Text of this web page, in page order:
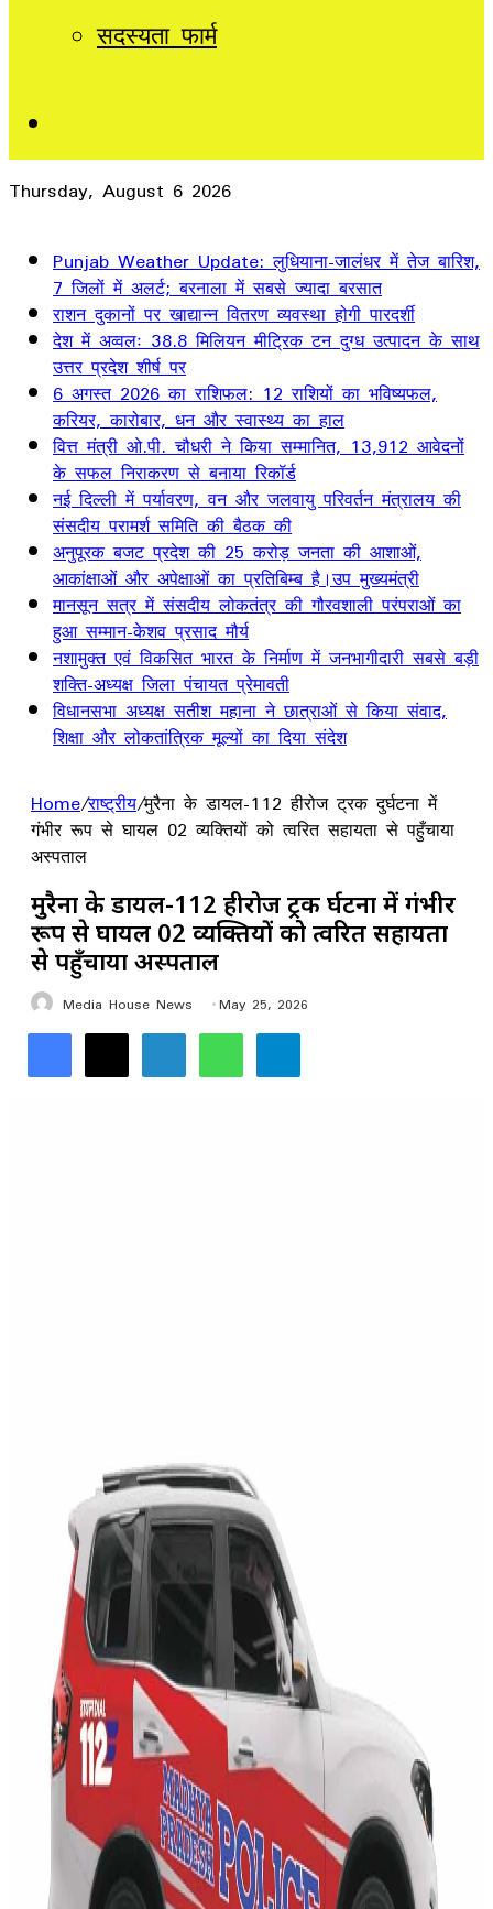
सदस्यता फार्म
Thursday, August 6 2026
Punjab Weather Update: लुधियाना-जालंधर में तेज बारिश,
7 जिलों में अलर्ट; बरनाला में सबसे ज्यादा बरसात
राशन दुकानों पर खाद्यान्न वितरण व्यवस्था होगी पारदर्शी
देश में अव्वलः 38.8 मिलियन मीट्रिक टन दुग्ध उत्पादन के साथ
उत्तर प्रदेश शीर्ष पर
6 अगस्त 2026 का राशिफल: 12 राशियों का भविष्यफल,
करियर, कारोबार, धन और स्वास्थ्य का हाल
वित्त मंत्री ओ.पी. चौधरी ने किया सम्मानित, 13,912 आवेदनों
के सफल निराकरण से बनाया रिकॉर्ड
नई दिल्ली में पर्यावरण, वन और जलवायु परिवर्तन मंत्रालय की
संसदीय परामर्श समिति की बैठक की
अनुपूरक बजट प्रदेश की 25 करोड़ जनता की आशाओं,
आकांक्षाओं और अपेक्षाओं का प्रतिबिम्ब है।उप मुख्यमंत्री
मानसून सत्र में संसदीय लोकतंत्र की गौरवशाली परंपराओं का
हुआ सम्मान-केशव प्रसाद मौर्य
नशामुक्त एवं विकसित भारत के निर्माण में जनभागीदारी सबसे बड़ी
शक्ति-अध्यक्ष जिला पंचायत प्रेमावती
विधानसभा अध्यक्ष सतीश महाना ने छात्राओं से किया संवाद,
शिक्षा और लोकतांत्रिक मूल्यों का दिया संदेश
Home/राष्ट्रीय/मुरैना के डायल-112 हीरोज ट्रक दुर्घटना में
गंभीर रूप से घायल 02 व्यक्तियों को त्वरित सहायता से पहुँचाया
अस्पताल
मुरैना के डायल-112 हीरोज ट्रक दुर्घटना में गंभीर
रूप से घायल 02 व्यक्तियों को त्वरित सहायता
से पहुँचाया अस्पताल
Media House News May 25, 2026
Facebook
X LinkedInWhatsAppTelegram